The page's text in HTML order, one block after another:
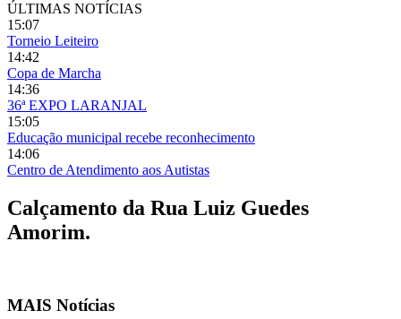
ÚLTIMAS NOTÍCIAS
15:07
Torneio Leiteiro
14:42
Copa de Marcha
14:36
36ª EXPO LARANJAL
15:05
Educação municipal recebe reconhecimento
14:06
Centro de Atendimento aos Autistas
Calçamento da Rua Luiz Guedes
Amorim.
MAIS Notícias